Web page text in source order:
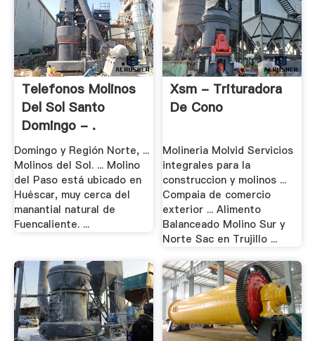
Telefonos Molinos
Del Sol Santo
Domingo - .
Domingo y Región Norte, ...
Molinos del Sol. ... Molino
del Paso está ubicado en
Huéscar, muy cerca del
manantial natural de
Fuencaliente. ...
Xsm - Trituradora
De Cono
Molineria Molvid Servicios
integrales para la
construccion y molinos ...
Compaia de comercio
exterior ... Alimento
Balanceado Molino Sur y
Norte Sac en Trujillo ...